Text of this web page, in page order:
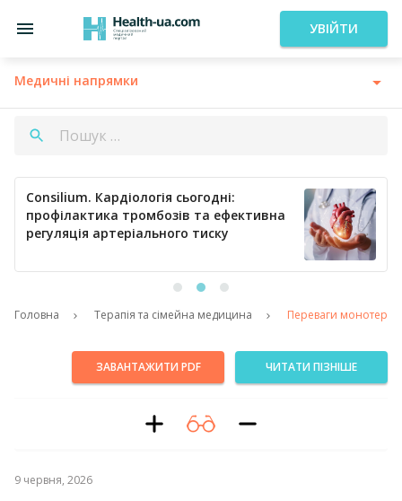
УВІЙТИ
Медичні напрямки
Consilium. Кардіологія сьогодні:
профілактика тромбозів та ефективна
регуляція артеріального тиску
Головна Терапія та сімейна медицина Переваги
ЗАВАНТАЖИТИ PDF ЧИТАТИ ПІЗНІШЕ
9 червня, 2026